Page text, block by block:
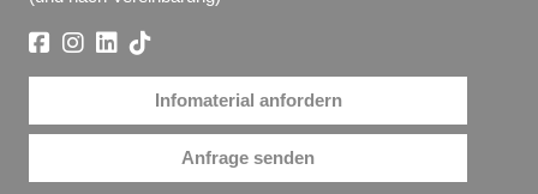
Infomaterial anfordern
Anfrage senden